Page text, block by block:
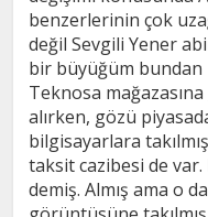
benzerlerinin çok
değil Sevgili Yener
bir büyüğüm bundan
Teknosa mağazasına
alırken, gözü
bilgisayarlara
taksit cazibesi de
demiş. Almış ama o